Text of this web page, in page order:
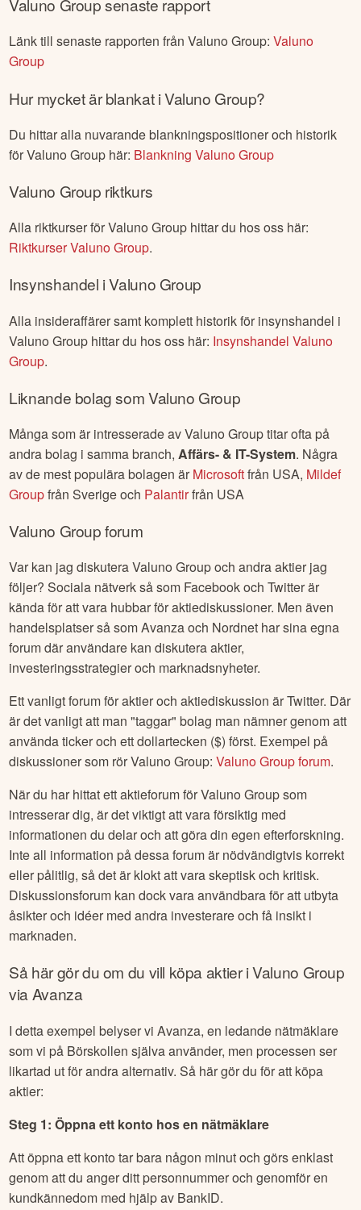
Valuno Groupsenaste rapport
Länk till senaste rapporten frånValuno Group:Valuno
Group
Hur mycket är blankat iValuno Group?
Du hittar alla nuvarande blankningspositioner och historik
förValuno Group här: BlankningValuno Group
Valuno Group riktkurs
Alla riktkurser förValuno Group hittar du hos oss här:
RiktkurserValuno Group.
Insynshandel iValuno Group
Alla insideraffärer samt komplett historik för insynshandel i
Valuno Group hittar du hos oss här: InsynshandelValuno
Group.
Liknande bolag somValuno Group
Många som är intresserade avValuno Grouptitar ofta på
andra bolag i samma branch,Affärs- & IT-System. Några
av de mest populära bolagen är Microsoftfrån USA, Mildef
GroupfrånSverigeoch Palantirfrån USA
Valuno Groupforum
Var kan jag diskuteraValuno Groupoch andra aktier jag
följer? Sociala nätverk så som Facebook och Twitter är
kända för att vara hubbar för aktiediskussioner. Men även
handelsplatser så som Avanza och Nordnet har sina egna
forum där användare kan diskutera aktier,
investeringsstrategier och marknadsnyheter.
Ett vanligt forum för aktier och aktiediskussion är Twitter. Där
är det vanligt att man "taggar" bolag man nämner genom att
använda ticker och ett dollartecken ($) först. Exempel på
diskussioner som rörValuno Group:Valuno Groupforum.
När du har hittat ett aktieforum förValuno Groupsom
intresserar dig, är det viktigt att vara försiktig med
informationen du delar och att göra din egen efterforskning.
Inte all information på dessa forum är nödvändigtvis korrekt
eller pålitlig, så det är klokt att vara skeptisk och kritisk.
Diskussionsforum kan dock vara användbara för att utbyta
åsikter och idéer med andra investerare och få insikt i
marknaden.
Så här gör du om du vill köpa aktier iValuno Group
via Avanza
I detta exempel belyser vi Avanza, en ledande nätmäklare
som vi på Börskollen själva använder, men processen ser
likartad ut för andra alternativ. Så här gör du för att köpa
aktier:
Steg 1: Öppna ett konto hos en nätmäklare
Att öppna ett konto tar bara någon minut och görs enklast
genom att du anger ditt personnummer och genomför en
kundkännedom med hjälp av BankID.